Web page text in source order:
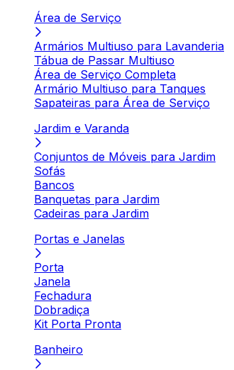
Área de Serviço
Armários Multiuso para Lavanderia
Tábua de Passar Multiuso
Área de Serviço Completa
Armário Multiuso para Tanques
Sapateiras para Área de Serviço
Jardim e Varanda
Conjuntos de Móveis para Jardim
Sofás
Bancos
Banquetas para Jardim
Cadeiras para Jardim
Portas e Janelas
Porta
Janela
Fechadura
Dobradiça
Kit Porta Pronta
Banheiro